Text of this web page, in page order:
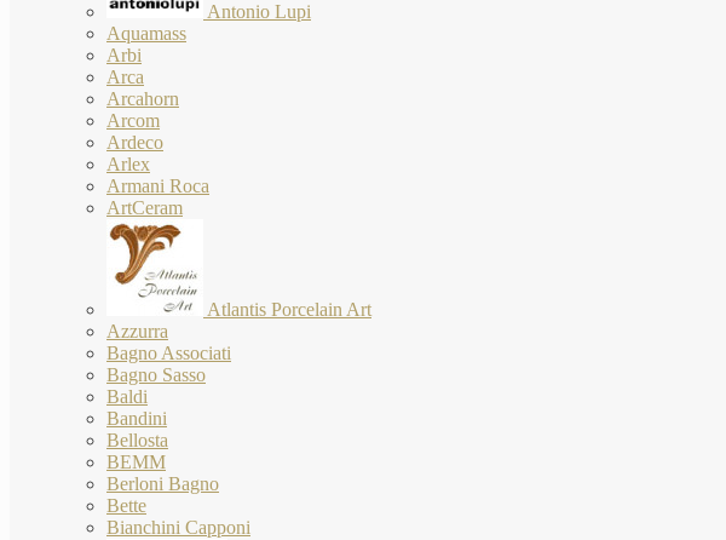
Antonio Lupi
Aquamass
Arbi
Arca
Arcahorn
Arcom
Ardeco
Arlex
Armani Roca
ArtCeram
Atlantis Porcelain Art
Azzurra
Bagno Associati
Bagno Sasso
Baldi
Bandini
Bellosta
BEMM
Berloni Bagno
Bette
Bianchini Capponi